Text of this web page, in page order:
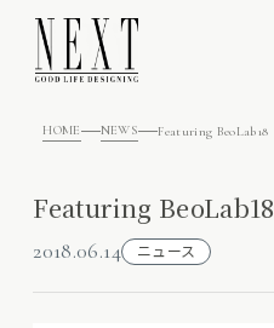
HOME NEWS Featuring BeoLab18
Featuring BeoLab18
2018.06.14 ニュース